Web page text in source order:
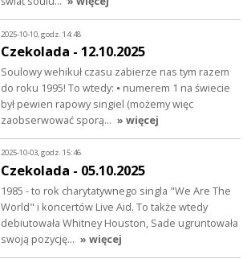
2025-10-10, godz. 14:48
Czekolada - 12.10.2025
Soulowy wehikuł czasu zabierze nas tym razem
do roku 1995! To wtedy: ⦁ numerem 1 na świecie
był pewien rapowy singiel (możemy więc
zaobserwować sporą… » więcej
2025-10-03, godz. 15:46
Czekolada - 05.10.2025
1985 - to rok charytatywnego singla "We Are The
World" i koncertów Live Aid. To także wtedy
debiutowała Whitney Houston, Sade ugruntowała
swoją pozycję… » więcej